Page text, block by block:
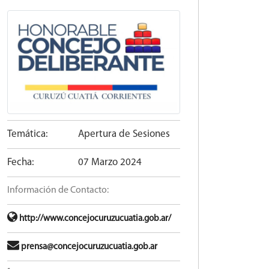
Temática: Apertura de Sesiones
Fecha: 07 Marzo 2024
Información de Contacto:
http://www.concejocuruzucuatia.gob.ar/
prensa@concejocuruzucuatia.gob.ar